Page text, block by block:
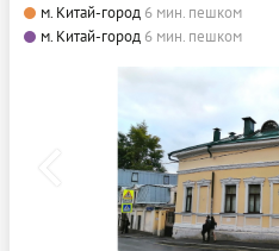
м. Китай-город 6 мин. пешком
м. Китай-город 6 мин. пешком